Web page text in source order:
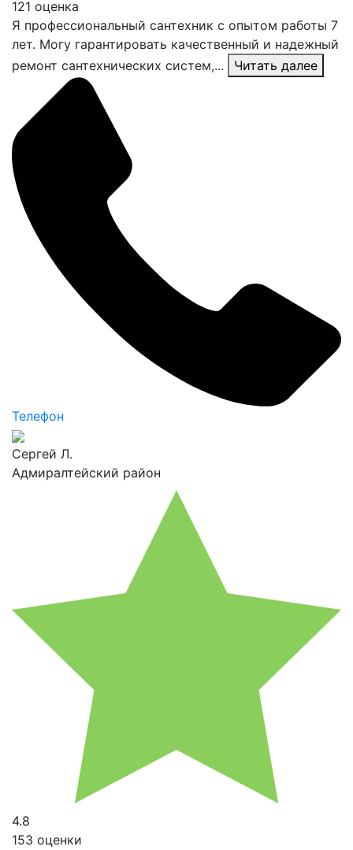
121 оценка
Я профессиональный сантехник с опытом работы 7
лет. Могу гарантировать качественный и надежный
ремонт сантехнических систем,...
Читать далее
Телефон
Сергей Л.
Адмиралтейский район
4.8
153 оценки